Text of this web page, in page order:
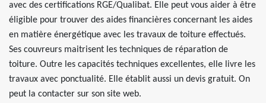
avec des certifications RGE/Qualibat. Elle peut vous aider à être
éligible pour trouver des aides financières concernant les aides
en matière énergétique avec les travaux de toiture effectués.
Ses couvreurs maitrisent les techniques de réparation de
toiture. Outre les capacités techniques excellentes, elle livre les
travaux avec ponctualité. Elle établit aussi un devis gratuit. On
peut la contacter sur son site web.